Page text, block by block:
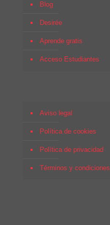
Blog
Desirée
Aprende gratis
Acceso Estudiantes
Aviso legal
Política de cookies
Política de privacidad
Términos y condiciones